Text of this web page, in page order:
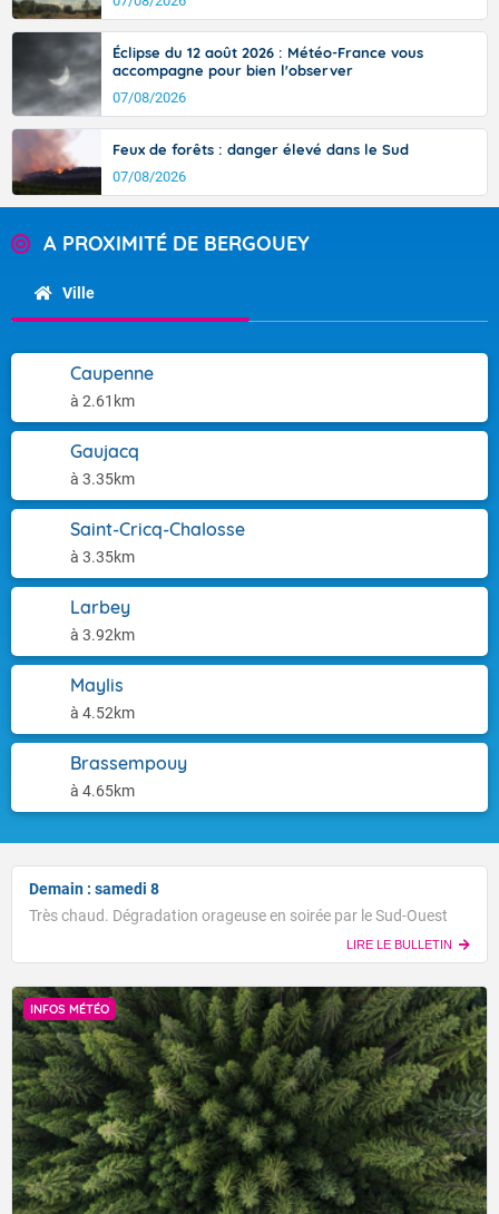
Éclipse du 12 août 2026 : Météo-France vous
accompagne pour bien l'observer
07/08/2026
Feux de forêts : danger élevé dans le Sud
07/08/2026
A PROXIMITÉ DE BERGOUEY
Ville
Caupenne
à 2.61km
Gaujacq
à 3.35km
Saint-Cricq-Chalosse
à 3.35km
Larbey
à 3.92km
Maylis
à 4.52km
Brassempouy
à 4.65km
Demain : samedi 8
Très chaud. Dégradation orageuse en soirée par le Sud-Ouest
LIRE LE BULLETIN
INFOS MÉTÉO